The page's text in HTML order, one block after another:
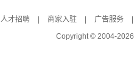
人才招聘 商家入驻 广告服务
Copyright © 2004-2026